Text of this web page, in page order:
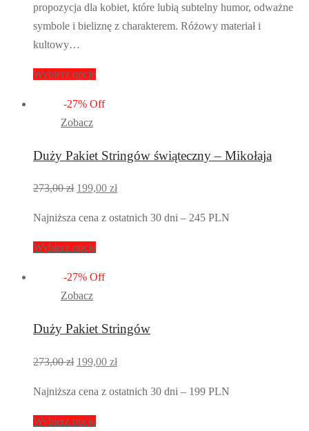
propozycja dla kobiet, które lubią subtelny humor, odważne
symbole i bieliznę z charakterem. Różowy materiał i
kultowy…
Wybierz opcje
-27% Off
Zobacz
Duży Pakiet Stringów świąteczny – Mikołaja
273,00zł Pierwotna
wynosiła:
273,00 zł.
199,00 złAktualna
wynosi:
Najniższa cena z ostatnich 30 dni – 245 PLN
Wybierz opcje
-27% Off
Zobacz
Duży Pakiet Stringów
273,00zł Pierwotna
wynosiła:
273,00 zł.
199,00 złAktualna
wynosi:
Najniższa cena z ostatnich 30 dni – 199 PLN
Wybierz opcje